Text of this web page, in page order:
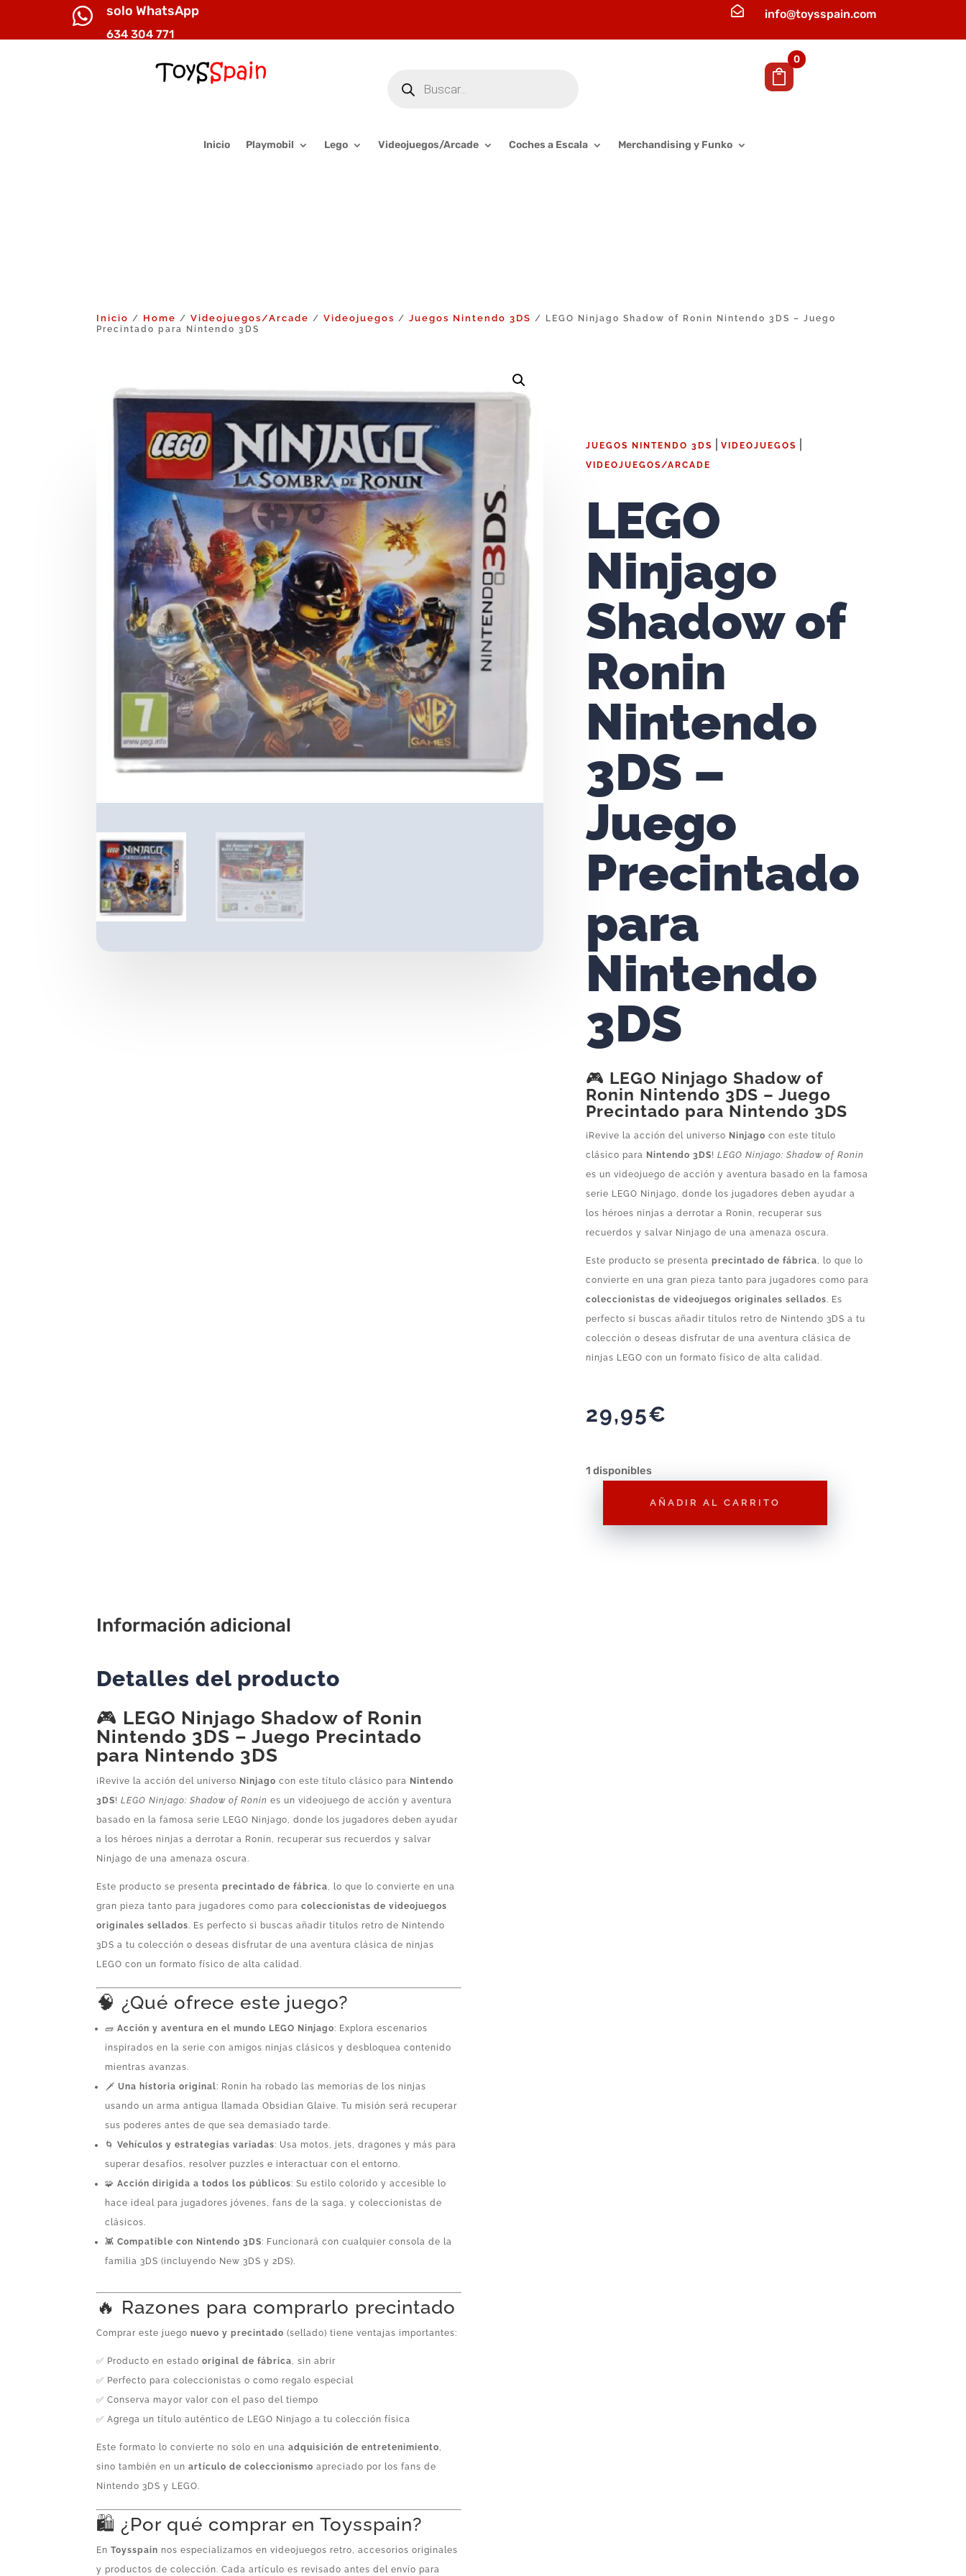
 solo WhatsApp
634 304 771
 info@toysspain.com
productos
0
Inicio Playmobil Lego Videojuegos/Arcade Coches a Escala Merchandising y Funko
Inicio / Home /Videojuegos/Arcade /Videojuegos /Juegos Nintendo 3DS / LEGO Ninjago Shadow of Ronin Nintendo 3DS – Juego
Precintado para Nintendo 3DS
JUEGOS NINTENDO 3DS VIDEOJUEGOS
VIDEOJUEGOS/ARCADE
LEGO
Ninjago
Shadow of
Ronin
Nintendo
3DS –
Juego
Precintado
para
Nintendo
3DS
🎮 LEGO Ninjago Shadow of
Ronin Nintendo 3DS – Juego
Precintado para Nintendo 3DS
¡Revive la acción del universo Ninjago con este título
clásico para Nintendo 3DS! LEGO Ninjago: Shadow of Ronin
es un videojuego de acción y aventura basado en la famosa
serie LEGO Ninjago, donde los jugadores deben ayudar a
los héroes ninjas a derrotar a Ronin, recuperar sus
recuerdos y salvar Ninjago de una amenaza oscura.
Este producto se presenta precintado de fábrica, lo que lo
convierte en una gran pieza tanto para jugadores como para
coleccionistas de videojuegos originales sellados. Es
perfecto si buscas añadir títulos retro de Nintendo 3DS a tu
colección o deseas disfrutar de una aventura clásica de
ninjas LEGO con un formato físico de alta calidad.
29,95€
1 disponibles
AÑADIR AL CARRITO
Información adicional
Detalles del producto
🎮 LEGO Ninjago Shadow of Ronin
Nintendo 3DS – Juego Precintado
para Nintendo 3DS
¡Revive la acción del universo Ninjago con este título clásico para Nintendo
3DS!LEGO Ninjago: Shadow of Ronin es un videojuego de acción y aventura
basado en la famosa serie LEGO Ninjago, donde los jugadores deben ayudar
a los héroes ninjas a derrotar a Ronin, recuperar sus recuerdos y salvar
Ninjago de una amenaza oscura.
Este producto se presentaprecintado de fábrica
, lo que lo convierte en una
gran pieza tanto para jugadores como paracoleccionistas de videojuegos
originales sellados. Es perfecto si buscas añadir títulos retro de Nintendo
3DS a tu colección o deseas disfrutar de una aventura clásica de ninjas
LEGO con un formato físico de alta calidad.
🧠 ¿Qué ofrece este juego?
🧱Acción y aventura en el mundo LEGO Ninjago: Explora escenarios
inspirados en la serie con amigos ninjas clásicos y desbloquea contenido
mientras avanzas.
🗡️Una historia original: Ronin ha robado las memorias de los ninjas
usando un arma antigua llamada Obsidian Glaive. Tu misión será recuperar
sus poderes antes de que sea demasiado tarde.
🌀Vehículos y estrategias variadas: Usa motos, jets, dragones y más para
superar desafíos, resolver puzzles e interactuar con el entorno.
🧩Acción dirigida a todos los públicos: Su estilo colorido y accesible lo
hace ideal para jugadores jóvenes, fans de la saga, y coleccionistas de
clásicos.
👾Compatible con Nintendo 3DS: Funcionará con cualquier consola de la
familia 3DS (incluyendo New 3DS y 2DS).
🔥 Razones para comprarlo precintado
Comprar este juegonuevo y precintado (sellado) tiene ventajas importantes:
✅ Producto en estadooriginal de fábrica
, sin abrir
✅ Perfecto para coleccionistas o como regalo especial
✅ Conserva mayor valor con el paso del tiempo
✅ Agrega un título auténtico de LEGO Ninjago a tu colección física
Este formato lo convierte no solo en unaadquisición de entretenimiento
sino también en unartículo de coleccionismo apreciado por los fans de
Nintendo 3DS y LEGO.
🛍️ ¿Por qué comprar en Toysspain?
EnToysspain nos especializamos en videojuegos retro, accesorios originales
y productos de colección. Cada artículo es revisado antes del envío para